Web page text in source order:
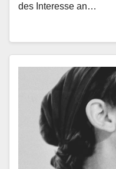
des Inter­esse an…